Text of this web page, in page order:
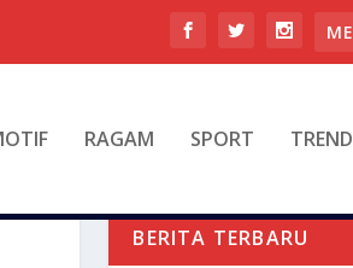
RAGAM SPORT TREND
BERITA TERBARU